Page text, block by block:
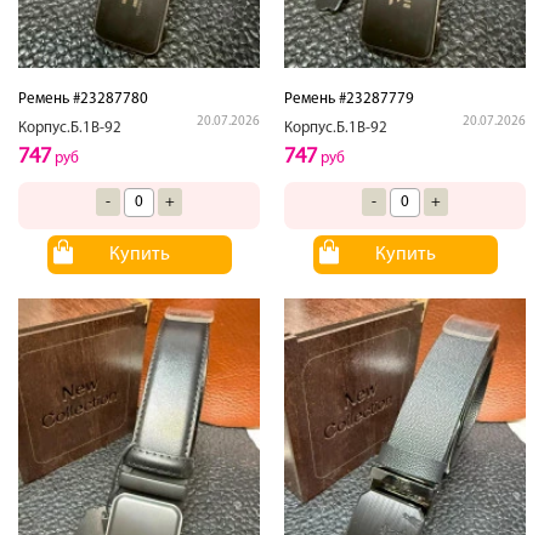
Ремень #23287780
Корпус.Б.1В-92
20.07.2026
747 руб
- +
Купить
Ремень #23287779
Корпус.Б.1В-92
20.07.2026
747 руб
- +
Купить